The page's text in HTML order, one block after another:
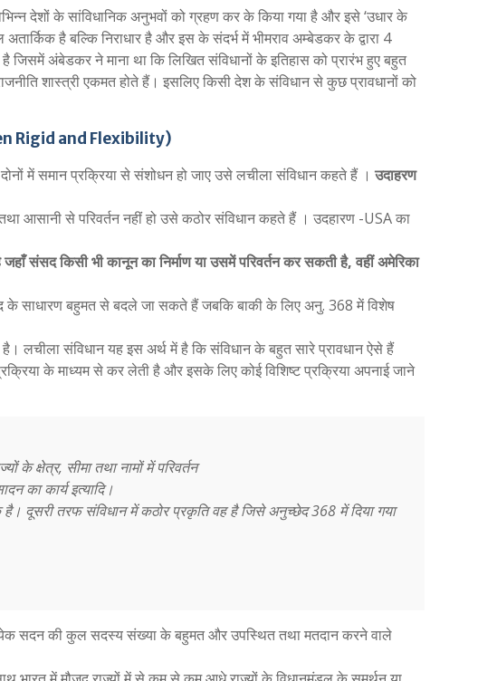
देशों के सांविधानिक अनुभवों को ग्रहण कर के किया गया है और इसे ‘उधार के
है बल्कि निराधार है और इस के संदर्भ में भीमराव अम्बेडकर के द्वारा 4
जिसमें अंबेडकर ने माना था कि लिखित संविधानों के इतिहास को प्रारंभ हुए बहुत
शास्त्री एकमत होते हैं। इसलिए किसी देश के संविधान से कुछ प्रावधानों को
Rigid and Flexibility)
में समान प्रक्रिया से संशोधन हो जाए उसे लचीला संविधान कहते हैं ।उदाहरण
आसानी से परिवर्तन नहीं हो उसे कठोर संविधान कहते हैं । उदहारण -USA का
संसद किसी भी कानून का निर्माण या उसमें परिवर्तन कर सकती है, वहीं अमेरिका
के साधारण बहुमत से बदले जा सकते हैं जबकि बाकी के लिए अनु. 368 में विशेष
लचीला संविधान यह इस अर्थ में है कि संविधान के बहुत सारे प्रावधान ऐसे हैं
के माध्यम से कर लेती है और इसके लिए कोई विशिष्ट प्रक्रिया अपनाई जाने
के क्षेत्र, सीमा तथा नामों में परिवर्तन
का कार्य इत्यादि।
दूसरी तरफ संविधान में कठोर प्रकृति वह है जिसे अनुच्छेद 368 में दिया गया
सदन की कुल सदस्य संख्या के बहुमत और उपस्थित तथा मतदान करने वाले